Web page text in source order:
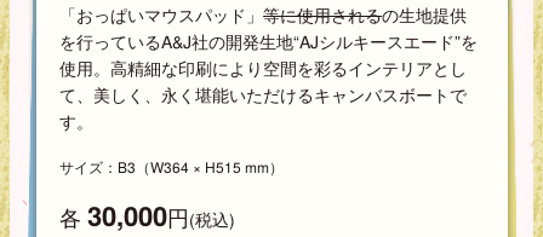
「おっぱいマウスパッド」等に使用されるの生地提供
を行っているA&J社の開発生地“AJシルキースエード”を
使用。高精細な印刷により空間を彩るインテリアとし
て、美しく、永く堪能いただけるキャンバスボートで
す。
サイズ：B3（W364 × H515 mm）
各30,000円(税込)